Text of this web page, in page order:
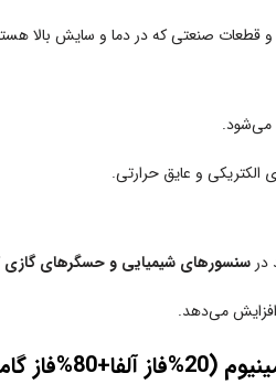
قطعات صنعتی که در دما و سایش بالا
می‌شود.
الکتریکی و عایق حرارتی.
سنسورهای شیمیایی و حسگرهای گازی
گاما)